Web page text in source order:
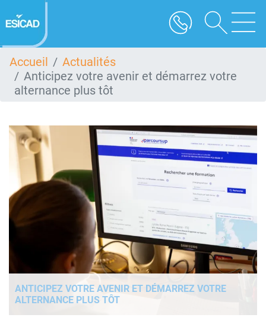
au
contenu
Accueil
Actualités
Anticipez votre avenir et démarrez votre
alternance plus tôt
ANTICIPEZ VOTRE AVENIR ET DÉMARREZ VOTRE
ALTERNANCE PLUS TÔT